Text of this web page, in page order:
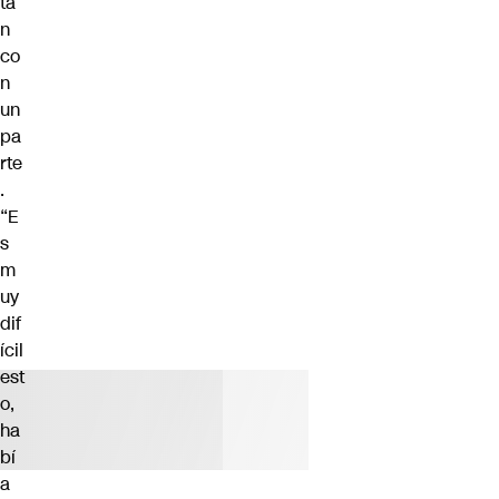
n
co
n
un
pa
rte
.
“E
s
m
uy
dif
ícil
est
o,
ha
bí
a